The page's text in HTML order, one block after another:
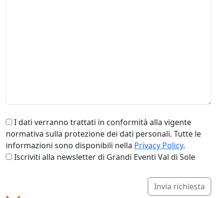
I dati verranno trattati in conformità alla vigente
normativa sulla protezione dei dati personali. Tutte le
informazioni sono disponibili nella Privacy Policy.
Iscriviti alla newsletter di Grandi Eventi Val di Sole
Invia richiesta